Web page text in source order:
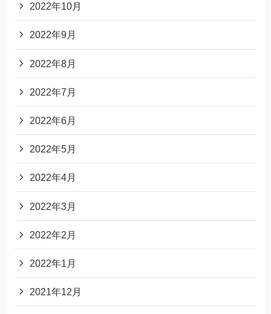
2022年10月
2022年9月
2022年8月
2022年7月
2022年6月
2022年5月
2022年4月
2022年3月
2022年2月
2022年1月
2021年12月